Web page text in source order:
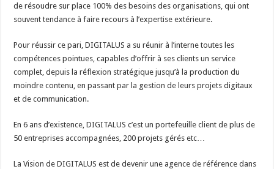
de résoudre sur place 100% des besoins des organisations, qui ont
souvent tendance à faire recours à l’expertise extérieure.
Pour réussir ce pari, DIGITALUS a su réunir à l’interne toutes les
compétences pointues, capables d’offrir à ses clients un service
complet, depuis la réflexion stratégique jusqu’à la production du
moindre contenu, en passant par la gestion de leurs projets digitaux
et de communication.
En 6 ans d’existence, DIGITALUS c’est un portefeuille client de plus de
50 entreprises accompagnées, 200 projets gérés etc…
La Vision de DIGITALUS est de devenir une agence de référence dans